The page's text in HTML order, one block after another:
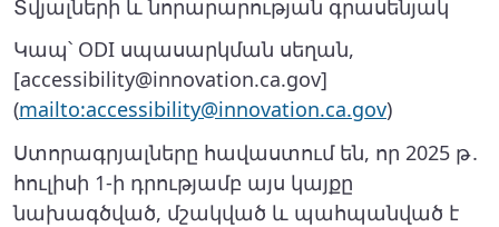
Տվյալների և նորարարության գրասենյակ
Կապ՝ ODI սպասարկման սեղան,
[accessibility@innovation.ca.gov]
(mailto:accessibility@innovation.ca.gov)
Ստորագրյալները հավաստում են, որ 2025 թ․
հուլիսի 1-ի դրությամբ այս կայքը
նախագծված, մշակված և պահպանված է